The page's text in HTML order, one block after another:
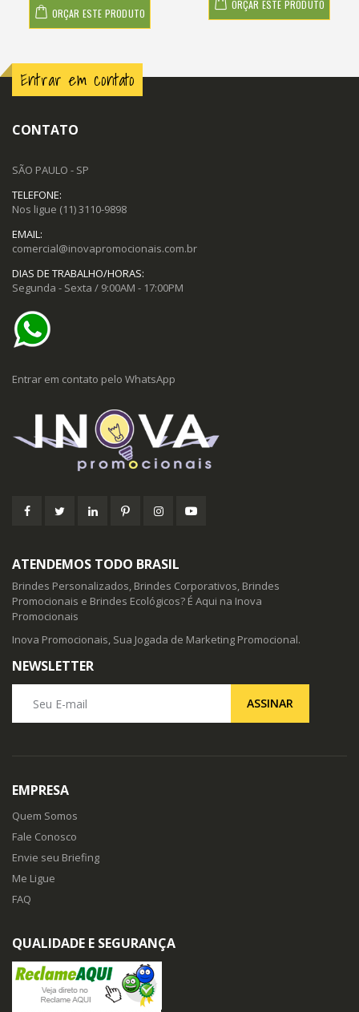
ORÇAR ESTE PRODUTO
ORÇAR ESTE PRODUTO
Entrar em contato
CONTATO
SÃO PAULO - SP
TELEFONE:
Nos ligue (11) 3110-9898
EMAIL:
comercial@inovapromocionais.com.br
DIAS DE TRABALHO/HORAS:
Segunda - Sexta / 9:00AM - 17:00PM
Entrar em contato pelo WhatsApp
ATENDEMOS TODO BRASIL
Brindes Personalizados, Brindes Corporativos, Brindes
Promocionais e Brindes Ecológicos? É Aqui na Inova
Promocionais
Inova Promocionais, Sua Jogada de Marketing Promocional.
NEWSLETTER
ASSINAR
EMPRESA
Quem Somos
Fale Conosco
Envie seu Briefing
Me Ligue
FAQ
QUALIDADE E SEGURANÇA